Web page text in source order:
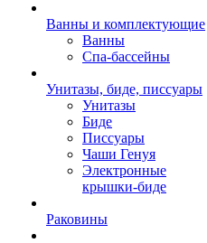
Ванны и комплектующие
Ванны
Спа-бассейны
Унитазы, биде, писсуары
Унитазы
Биде
Писсуары
Чаши Генуя
Электронные
крышки-биде
Раковины